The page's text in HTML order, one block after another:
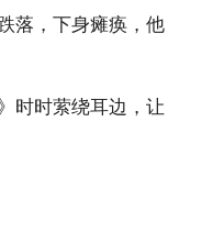
落，下身瘫痪，他
时时萦绕耳边，让